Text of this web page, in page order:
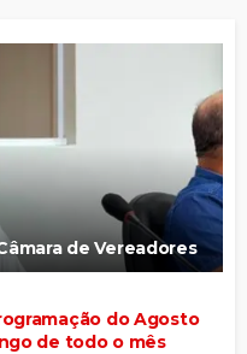
de Vereadores
do Agosto
de todo o mês